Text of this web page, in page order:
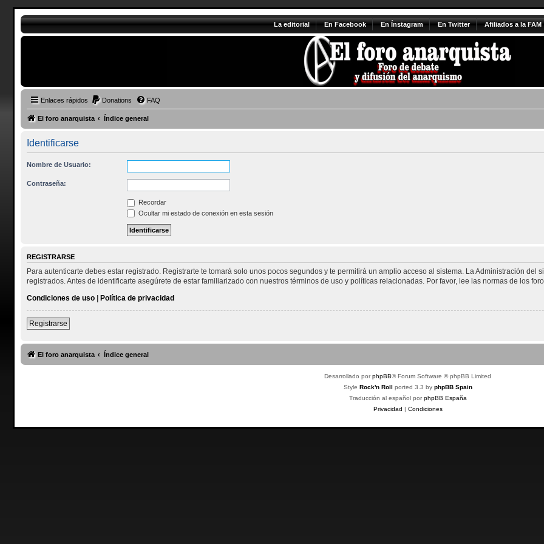
La editorial En Facebook En Ínstagram En Twitter Afiliados a la FAM
Enlaces rápidos Donations FAQ
El foro anarquista Índice general
Identificarse
Nombre de Usuario:
Contraseña:
Recordar
Ocultar mi estado de conexión en esta sesión
REGISTRARSE
Para autenticarte debes estar registrado. Registrarte te tomará solo unos pocos segundos y te permitirá un amplio acceso al sistema. La Administración
registrados. Antes de identificarte asegúrete de estar familiarizado con nuestros términos de uso y políticas relacionadas. Por favor, lee las normas de los
Condiciones de uso| Política de privacidad
Registrarse
El foro anarquista Índice general
Desarrollado porphpBB® Forum Software © phpBB Limited
Style Rock'n Roll ported 3.3 by phpBB Spain
Traducción al español porphpBB España
Privacidad | Condiciones